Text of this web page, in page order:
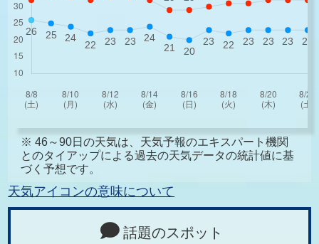
※ 46～90日の天気は、天気予報のエキスパート機関
とのタイアップによる過去の天気データの統計値に基
づく予想です。
天気アイコンの意味について
話題のスポット